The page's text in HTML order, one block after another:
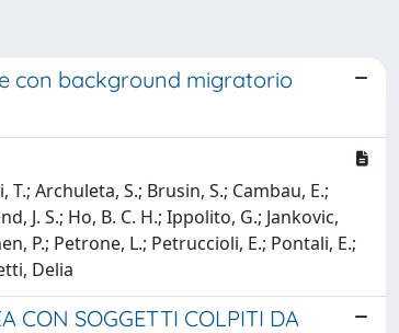
con background migratorio
Archuleta, S.; Brusin, S.; Cambau, E.;
J. S.; Ho, B. C. H.; Ippolito, G.; Jankovic,
P.; Petrone, L.; Petruccioli, E.; Pontali, E.;
Delia
CON SOGGETTI COLPITI DA